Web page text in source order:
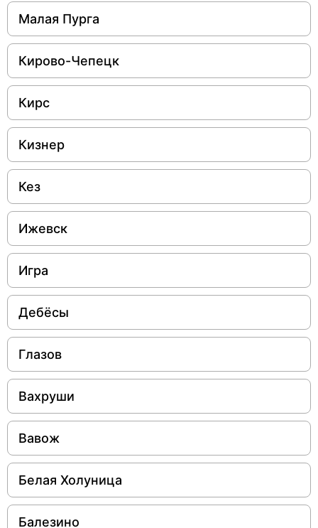
Малая Пурга
Кирово-Чепецк
Кирс
Кизнер
Кез
Ижевск
Игра
Дебёсы
Глазов
Вахруши
Вавож
Белая Холуница
Балезино